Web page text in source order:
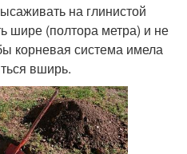
на глинистой
шире (полтора метра) и не
корневая система имела
вширь.